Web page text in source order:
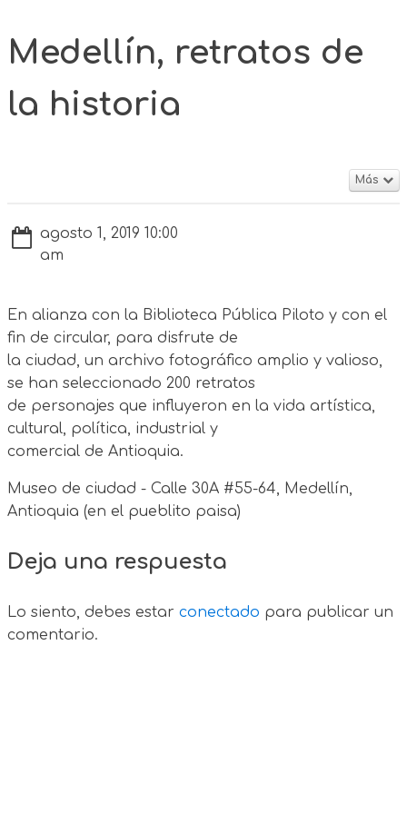
Medellín, retratos de
la historia
Más
agosto 1, 2019 10:00
am
En alianza con la Biblioteca Pública Piloto y con el
fin de circular, para disfrute de
la ciudad, un archivo fotográfico amplio y valioso,
se han seleccionado 200 retratos
de personajes que influyeron en la vida artística,
cultural, política, industrial y
comercial de Antioquia.
Museo de ciudad - Calle 30A #55-64, Medellín,
Antioquia (en el pueblito paisa)
Deja una respuesta
Lo siento, debes estar conectado para publicar un
comentario.